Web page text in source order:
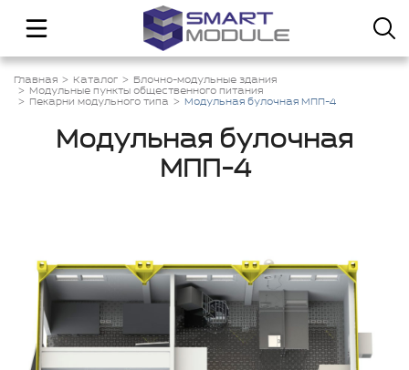
Главная Каталог
Блочно-модульные здания
Модульные пункты общественного питания
Пекарни модульного типа
Модульная булочная МПП-4
Модульная булочная
МПП-4